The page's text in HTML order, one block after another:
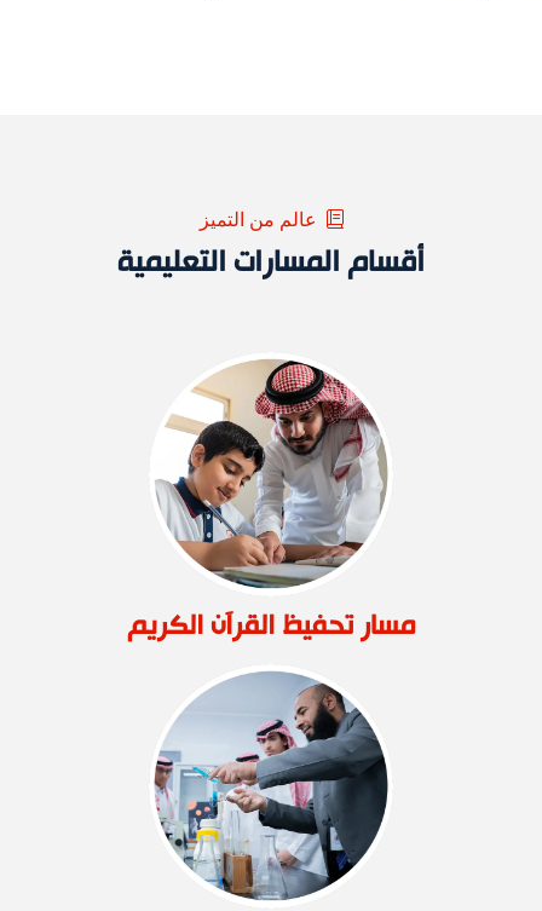
عالم من التميز
أقسام المسارات التعليمية
مسار تحفيظ القرآن الكريم